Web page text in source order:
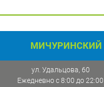
МИЧУРИНСКИЙ
ул. Удальцова, 60
Ежедневно с 8:00 до 22:00